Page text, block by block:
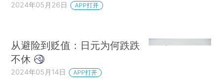
2024年05月26日 APP打开
从避险到贬值：日元为何跌跌
不休
2024年05月14日 APP打开